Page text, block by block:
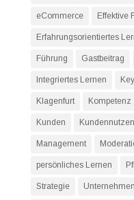
eCommerce Effektive
Erfahrungsorientiertes
Führung Gastbeitrag
Integriertes Lernen
Klagenfurt Kompetenz
Kunden Kundennutzen
Management
persönliches Lernen
Strategie Unternehmen